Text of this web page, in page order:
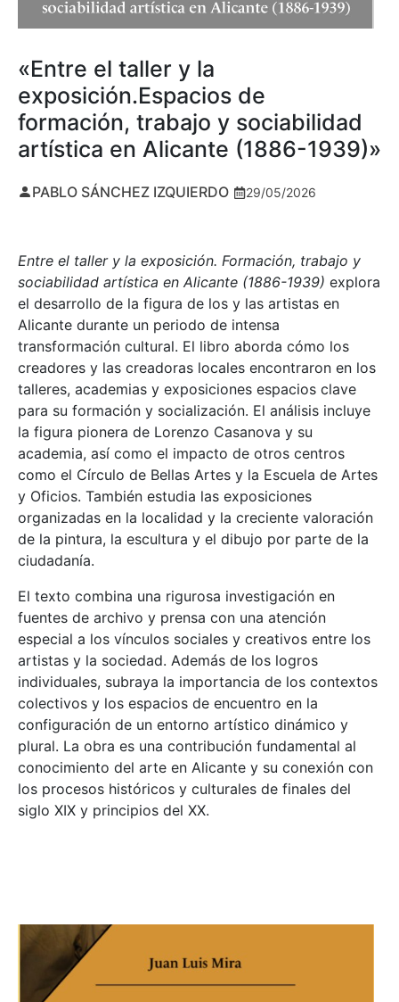
«Entre el taller y la
exposición.Espacios de
formación, trabajo y sociabilidad
artística en Alicante (1886-1939)»
PABLO SÁNCHEZ IZQUIERDO 29/05/2026
Entre el taller y la exposición. Formación, trabajo y
sociabilidad artística en Alicante (1886-1939) explora
el desarrollo de la figura de los y las artistas en
Alicante durante un periodo de intensa
transformación cultural. El libro aborda cómo los
creadores y las creadoras locales encontraron en los
talleres, academias y exposiciones espacios clave
para su formación y socialización. El análisis incluye
la figura pionera de Lorenzo Casanova y su
academia, así como el impacto de otros centros
como el Círculo de Bellas Artes y la Escuela de Artes
y Oficios. También estudia las exposiciones
organizadas en la localidad y la creciente valoración
de la pintura, la escultura y el dibujo por parte de la
ciudadanía.
El texto combina una rigurosa investigación en
fuentes de archivo y prensa con una atención
especial a los vínculos sociales y creativos entre los
artistas y la sociedad. Además de los logros
individuales, subraya la importancia de los contextos
colectivos y los espacios de encuentro en la
configuración de un entorno artístico dinámico y
plural. La obra es una contribución fundamental al
conocimiento del arte en Alicante y su conexión con
los procesos históricos y culturales de finales del
siglo XIX y principios del XX.